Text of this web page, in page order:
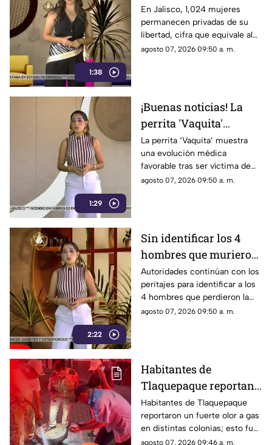
1:38
representan el 7.2% de
la población privada de
la libertad en Jalisco
En Jalisco, 1,024 mujeres
permanecen privadas de su
libertad, cifra que equivale al
7.2% del total de la población
agosto 07, 2026 09:50 a. m.
1:29
¡Buenas noticias! La
perrita 'Vaquita'
evoluciona
favorablemente de
salud tras sufrir brutal
agresión
La perrita ‘Vaquita’ muestra
una evolución médica
favorable tras ser víctima de
crueldad animal. Médicos
agosto 07, 2026 09:50 a. m.
2:22
Sin identificar los 4
hombres que murieron
tras una fuerte
explosión
Autoridades continúan con los
peritajes para identificar a los
4 hombres que perdieron la
vida durante una devastadora
agosto 07, 2026 09:50 a. m.
Habitantes de
Tlaquepaque reportan
olor a gas en estas
colonias
Habitantes de Tlaquepaque
reportaron un fuerte olor a gas
en distintas colonias; esto fue
lo que encontraron bomberos
agosto 07, 2026 09:46 a. m.